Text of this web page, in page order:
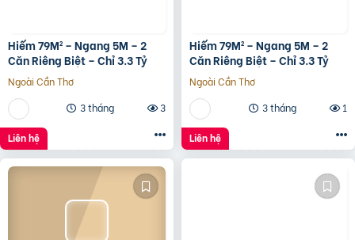
Hiếm 79M² – Ngang 5M – 2
Căn Riêng Biệt – Chỉ 3.3 Tỷ
Ngoài Cần Thơ
3 tháng
3
Liên hệ
Hiếm 79M² – Ngang 5M – 2
Căn Riêng Biệt – Chỉ 3.3 Tỷ
Ngoài Cần Thơ
3 tháng
1
Liên hệ